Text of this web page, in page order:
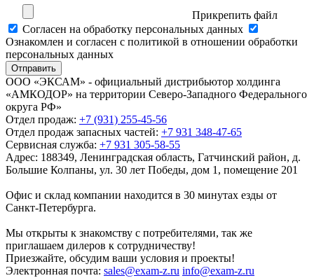
Прикрепить файл
Cогласен на обработку персональных данных
Ознакомлен и согласен с политикой в отношении обработки
персональных данных
Отправить
ООО «ЭКСАМ» - официальный дистрибьютор холдинга
«АМКОДОР» на территории Северо-Западного Федерального
округа РФ»
Отдел продаж: +7 (931) 255-45-56
Отдел продаж запасных частей: +7 931 348-47-65
Сервисная служба: +7 931 305-58-55
Адрес: 188349, Ленинградская область, Гатчинский район, д.
Большие Колпаны, ул. 30 лет Победы, дом 1, помещение 201
Офис и склад компании находится в 30 минутах езды от
Санкт-Петербурга.
Мы открыты к знакомству с потребителями, так же
приглашаем дилеров к сотрудничеству!
Приезжайте, обсудим ваши условия и проекты!
Электронная почта: sales@exam-z.ru info@exam-z.ru